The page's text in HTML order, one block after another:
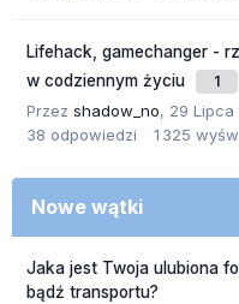
Lifehack, gamechanger -
w codziennym życiu
1
Przez shadow_no, 29 Lipca
38 odpowiedzi 1 325
Nowe wątki
Jaka jest Twoja ulubiona
bądź transportu?